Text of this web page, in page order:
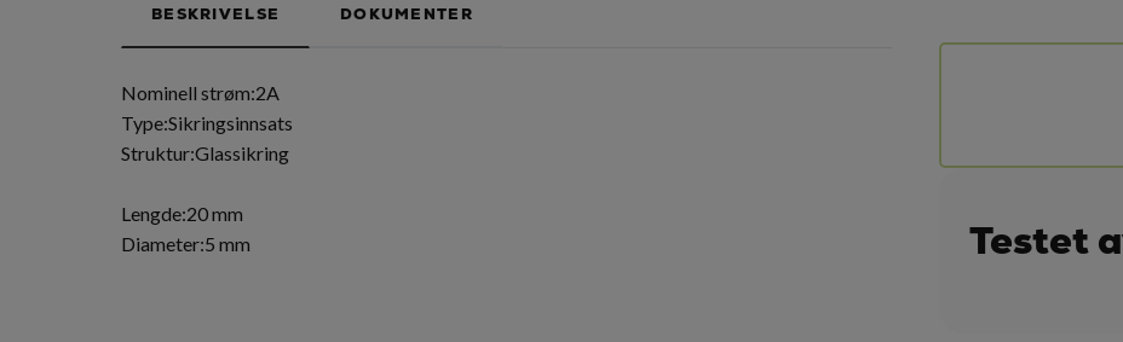
BESKRIVELSE DOKUMENTER
Nominell strøm:2A
Type:Sikringsinnsats
Struktur:Glassikring
Lengde:20 mm
Diameter:5 mm
Testet